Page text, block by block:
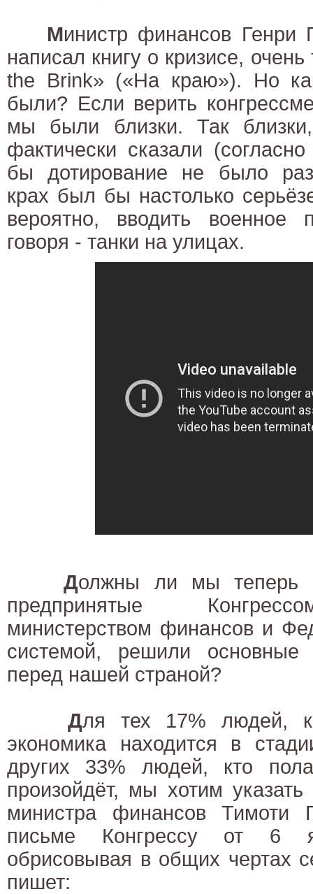
Министр финансов Генри
написал книгу о кризисе,
the Brink» («На краю»). Но
были? Если верить
мы были близки. Так
фактически сказали
бы дотирование не было
крах был бы настолько
вероятно, вводить военное
говоря - танки на улицах.
Должны ли мы теперь
предпринятые
министерством финансов и
системой, решили
перед нашей страной?
Для тех 17% людей,
экономика находится в
других 33% людей, кто
произойдёт, мы хотим
министра финансов Тимоти
письме Конгрессу от 6
обрисовывая в общих чертах
пишет: